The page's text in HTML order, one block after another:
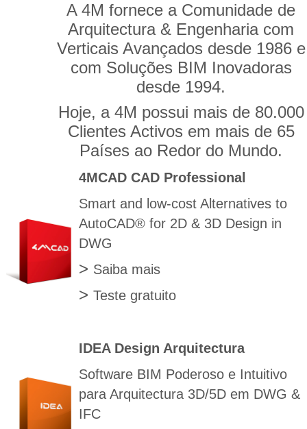
A 4M fornece a Comunidade de
Arquitectura & Engenharia com
Verticais Avançados desde 1986 e
com Soluções BIM Inovadoras
desde 1994.
Hoje, a 4M possui mais de 80.000
Clientes Activos em mais de 65
Países ao Redor do Mundo.
4MCAD CAD Professional
Smart and low-cost Alternatives to
AutoCAD® for 2D & 3D Design in
DWG
> Saiba mais
> Teste gratuito
IDEA Design Arquitectura
Software BIM Poderoso e Intuitivo
para Arquitectura 3D/5D em DWG &
IFC